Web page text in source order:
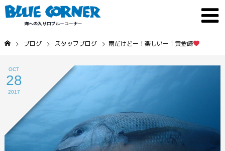
ブログ スタッフブログ 雨だけどー！楽しいー！黄金崎
OCT
28
2017